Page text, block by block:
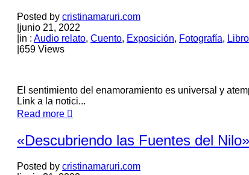
Posted by cristinamaruri.com
junio 21, 2022
in : Audio relato, Cuento, Exposición, Fotografía, Libro
659 Views
El sentimiento del enamoramiento es universal y
Link a la notici...
Read more
«Descubriendo las Fuentes del
Posted by cristinamaruri.com